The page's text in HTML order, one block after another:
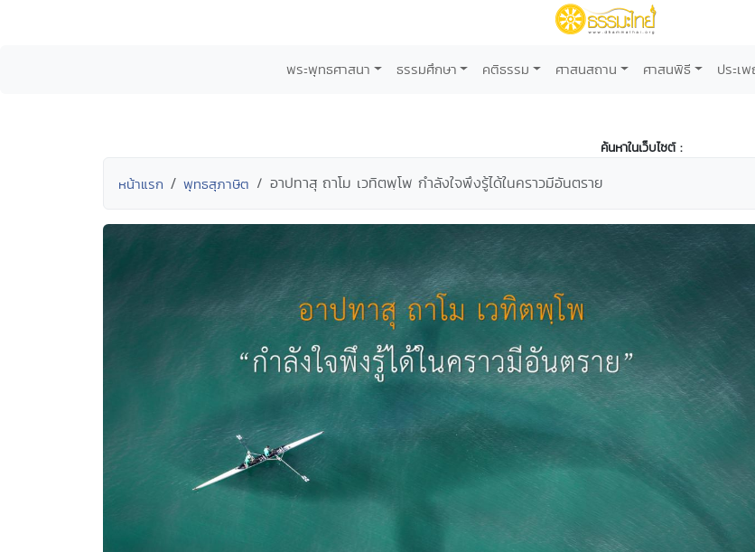
พระพุทธศาสนา ธรรมศึกษา คติธรรม ศาสนสถาน ศาสนพิธี ประเ
ค้นหาในเว็บไซต์ :
หน้าแรก พุทธสุภาษิต อาปทาสุ ถาโม เวทิตพฺโพ กำลังใจพึงรู้ได้ในคราวมีอันตราย